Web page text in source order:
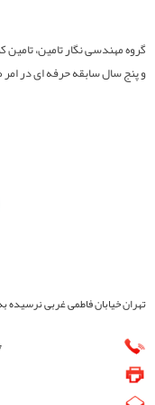
گروه مهندسی نگار تامین،
و پنج سال سابقه حرفه ای در
تهران خیابان فاطمی غربی نرسیده به تقاطع